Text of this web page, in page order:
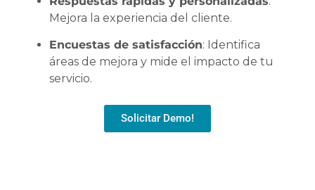
Mejora la experiencia del cliente.
Encuestas de satisfacción: Identifica
áreas de mejora y mide el impacto de tu
servicio.
Solicitar Demo!